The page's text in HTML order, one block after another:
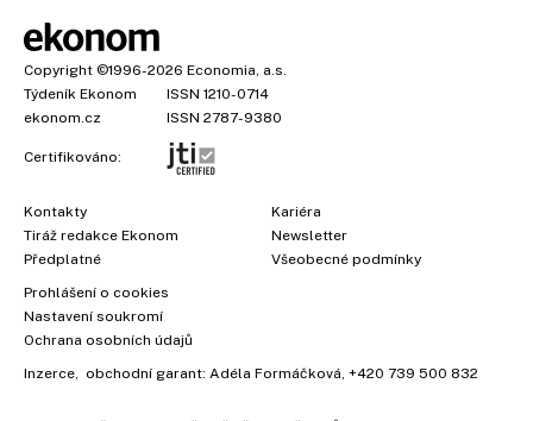
Copyright ©1996-2026 Economia, a.s.
Týdeník Ekonom
ISSN 1210-0714
ekonom.cz
ISSN 2787-9380
Certifikováno:
Kontakty
Tiráž redakce Ekonom
Předplatné
Kariéra
Newsletter
Všeobecné podmínky
Prohlášení o cookies
Nastavení soukromí
Ochrana osobních údajů
Inzerce , obchodní garant: Adéla Formáčková +420 739 500 832